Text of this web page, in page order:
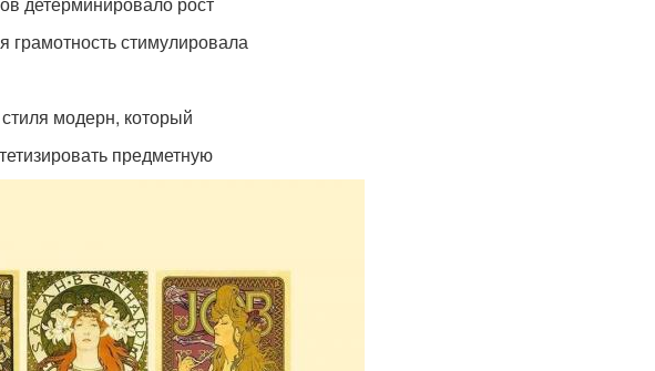
грамотность стимулировала
модерн, который
предметную